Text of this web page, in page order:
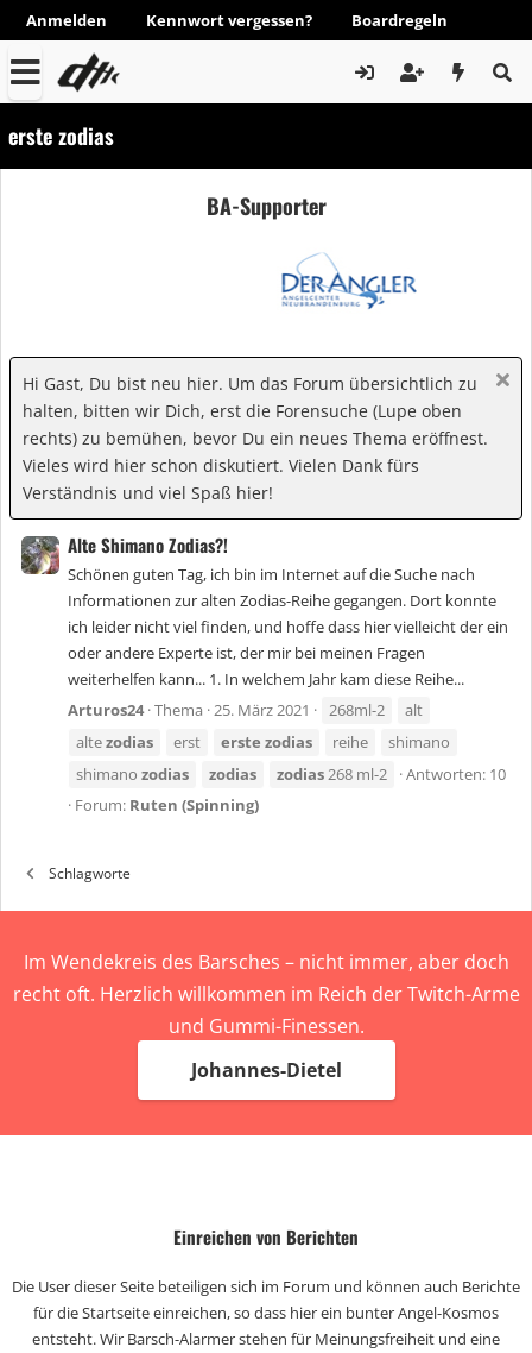
Anmelden Kennwort vergessen? Boardregeln
erste zodias
BA-Supporter
Hi Gast, Du bist neu hier. Um das Forum übersichtlich zu
halten, bitten wir Dich, erst die Forensuche (Lupe oben
rechts) zu bemühen, bevor Du ein neues Thema eröffnest.
Vieles wird hier schon diskutiert. Vielen Dank fürs
Verständnis und viel Spaß hier!
Alte Shimano Zodias?!
Schönen guten Tag, ich bin im Internet auf die Suche nach
Informationen zur alten Zodias-Reihe gegangen. Dort konnte
ich leider nicht viel finden, und hoffe dass hier vielleicht der ein
oder andere Experte ist, der mir bei meinen Fragen
weiterhelfen kann... 1. In welchem Jahr kam diese Reihe...
Arturos24 Thema 25. März 2021 268ml-2
alt
altezodias erst erste zodias reihe
shimano
shimano zodias zodias zodias268 ml-2
Antworten: 10
Forum: Ruten (Spinning)
Schlagworte
Im Wendekreis des Barsches – nicht immer, aber doch
recht oft. Herzlich willkommen im Reich der Twitch-Arme
und Gummi-Finessen.
Johannes-Dietel
Einreichen von Berichten
Die User dieser Seite beteiligen sich im Forum und können auch Berichte
für die Startseite einreichen, so dass hier ein bunter Angel-Kosmos
entsteht. Wir Barsch-Alarmer stehen für Meinungsfreiheit und eine